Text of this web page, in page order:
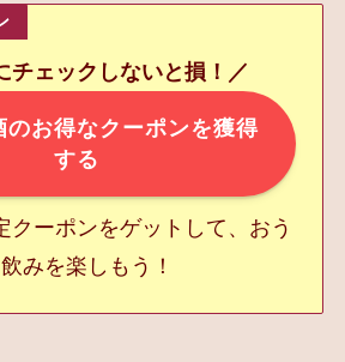
チェックしないと損！／
のお得なクーポンを獲得
する
クーポンをゲットして、おう
みを楽しもう！